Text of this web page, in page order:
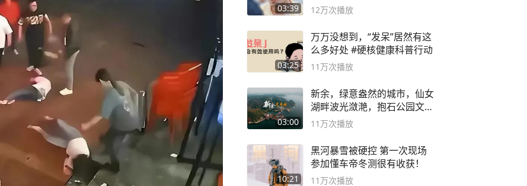
03:39 12万次播放
03:25
万万没想到，“发呆”居然有这
么多好处 #硬核健康科普行动
11万次播放
03:00
新余，绿意盎然的城市，仙女
湖畔波光潋滟，抱石公园文化
深邃……
11万次播放
10:21
黑河暴雪被硬控 第一次现场
参加懂车帝冬测很有收获！
11万次播放